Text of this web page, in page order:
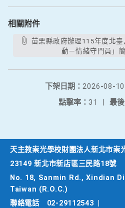
相關附件
動－情緒守門員」
下架日期： 2026-08-10
最
點擊率： 31 |
天主教崇光學校財團法人新北市崇
23149 新北市新店區三民路18號
No. 18, Sanmin Rd., Xindian
Taiwan (R.O.C.)
聯絡電話
02-29112543